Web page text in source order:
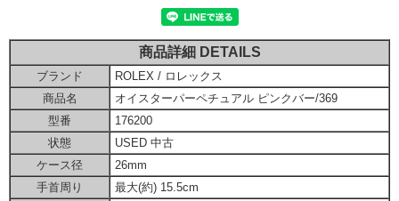
商品詳細 DETAILS
ブランド
ROLEX / ロレックス
商品名
オイスターパーペチュアル ピンクバー/369
型番
176200
状態
USED 中古
ケース径
26mm
手首周り
最大(約) 15.5cm